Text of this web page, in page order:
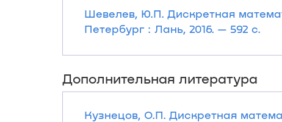
Шевелев, Ю.П. Дискретная
Петербург : Лань, 2016. — 592 с.
Дополнительная литература
Кузнецов, О.П. Дискретная